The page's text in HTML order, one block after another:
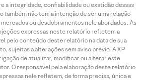
a integridade, confiabilidade ou exatidão dessas
não tem a intenção de ser uma relação
ou desdobramentos nele abordados. As
expressas neste relatório refletem a
pelo conteúdo deste relatório na data de sua
sujeitas a alterações sem aviso prévio. A XP
de atualizar, modificar ou alterar este
O responsável pela elaboração deste relatório
nele refletem, de forma precisa, única e